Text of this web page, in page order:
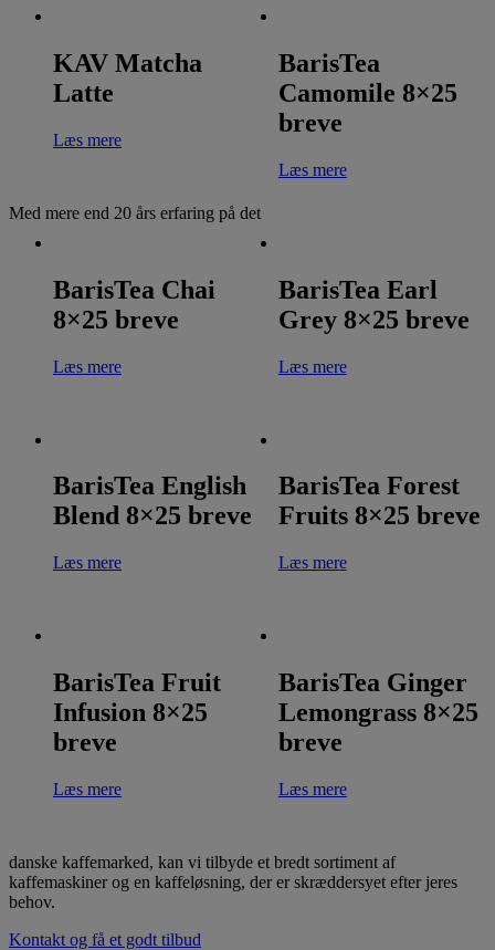
KAV Matcha
Latte
Læs mere
BarisTea
Camomile 8×25
breve
Læs mere
BarisTea Chai
8×25 breve
Læs mere
BarisTea Earl
Grey 8×25 breve
Læs mere
BarisTea English
Blend 8×25 breve
Læs mere
BarisTea Forest
Fruits 8×25 breve
Læs mere
BarisTea Fruit
Infusion 8×25
breve
Læs mere
BarisTea Ginger
Lemongrass 8×25
breve
Læs mere
Med mere end 20 års erfaring på det
danske kaffemarked, kan vi tilbyde et bredt sortiment af
kaffemaskiner og en kaffeløsning, der er skræddersyet efter jeres
behov.
Kontakt og få et godt tilbud